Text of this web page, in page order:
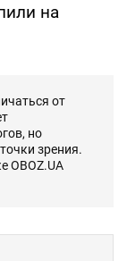
на
от
но
зрения.
OBOZ.UA